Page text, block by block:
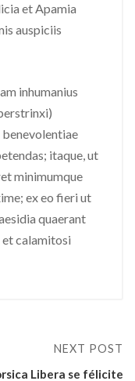
et Apamia
auspiciis
inhumanius
benevolentiae
itaque, ut
minimumque
ex eo fieri ut
quaerant
et calamitosi
NEXT POST
Libera se félicite